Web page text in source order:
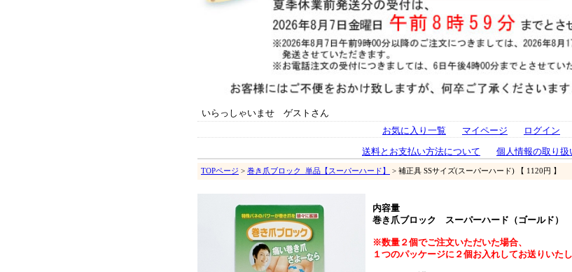
いらっしゃいませ ゲストさん
お気に入り一覧
マイページ ログイン
送料とお支払い方法について 個人情報の取り扱
TOPページ > 巻き爪ブロック_単品【スーパーハード】 > 補正具 SSサイズ(スーパーハード) 【 1120円 】
内容量
巻き爪ブロック スーパーハード（ゴールド）
※数量２個でご注文いただいた場合、
１つのパッケージに２個お入れしてお送りいたし